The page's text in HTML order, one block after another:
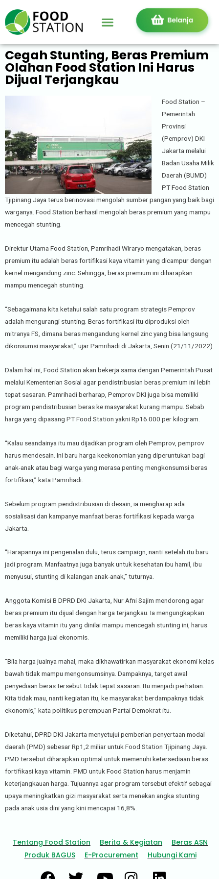
Cegah Stunting, Beras Premium
Olahan Food Station Ini Harus
Dijual Terjangkau
Food Station –
Pemerintah
Provinsi
(Pemprov) DKI
Jakarta melalui
Badan Usaha Milik
Daerah (BUMD)
PT Food Station
Tjipinang Jaya terus berinovasi mengolah sumber pangan yang baik bagi
warganya. Food Station berhasil mengolah beras premium yang mampu
mencegah stunting.
Direktur Utama Food Station, Pamrihadi Wiraryo mengatakan, beras
premium itu adalah beras fortifikasi kaya vitamin yang dicampur dengan
kernel mengandung zinc. Sehingga, beras premium ini diharapkan
mampu mencegah stunting.
“Sebagaimana kita ketahui salah satu program strategis Pemprov
adalah mengurangi stunting. Beras fortifikasi itu diproduksi oleh
mitranya FS, dimana beras mengandung kernel zinc yang bisa langsung
dikonsumsi masyarakat,” ujar Pamrihadi di Jakarta, Senin (21/11/2022).
Dalam hal ini, Food Station akan bekerja sama dengan Pemerintah Pusat
melalui Kementerian Sosial agar pendistribusian beras premium ini lebih
tepat sasaran. Pamrihadi berharap, Pemprov DKI juga bisa memiliki
program pendistribusian beras ke masyarakat kurang mampu. Sebab
harga yang dipasang PT Food Station yakni Rp16.000 per kilogram.
“Kalau seandainya itu mau dijadikan program oleh Pemprov, pemprov
harus mendesain. Ini baru harga keekonomian yang diperuntukan bagi
anak-anak atau bagi warga yang merasa penting mengkonsumsi beras
fortifikasi,” kata Pamrihadi.
Sebelum program pendistribusian di desain, ia mengharap ada
sosialisasi dan kampanye manfaat beras fortifikasi kepada warga
Jakarta.
“Harapannya ini pengenalan dulu, terus campaign, nanti setelah itu baru
jadi program. Manfaatnya juga banyak untuk kesehatan ibu hamil, ibu
menyusui, stunting di kalangan anak-anak,” tuturnya.
Anggota Komisi B DPRD DKI Jakarta, Nur Afni Sajim mendorong agar
beras premium itu dijual dengan harga terjangkau. Ia mengungkapkan
beras kaya vitamin itu yang dinilai mampu mencegah stunting ini, harus
memiliki harga jual ekonomis.
“Bila harga jualnya mahal, maka dikhawatirkan masyarakat ekonomi kelas
bawah tidak mampu mengonsumsinya. Dampaknya, target awal
penyediaan beras tersebut tidak tepat sasaran. Itu menjadi perhatian.
Kita tidak mau, nanti kegiatan itu, ke masyarakat berdampaknya tidak
ekonomis,” kata politikus perempuan Partai Demokrat itu.
Diketahui, DPRD DKI Jakarta menyetujui pemberian penyertaan modal
daerah (PMD) sebesar Rp1,2 miliar untuk Food Station Tjipinang Jaya.
PMD tersebut diharapkan optimal untuk memenuhi ketersediaan beras
fortifikasi kaya vitamin. PMD untuk Food Station harus menjamin
keterjangkauan harga. Tujuannya agar program tersebut efektif sebagai
upaya meningkatkan gizi masyarakat serta menekan angka stunting
pada anak usia dini yang kini mencapai 16,8%.
Tentang Food Station Berita & Kegiatan
Beras ASN
Produk BAGUS
E-Procurement Hubungi Kami